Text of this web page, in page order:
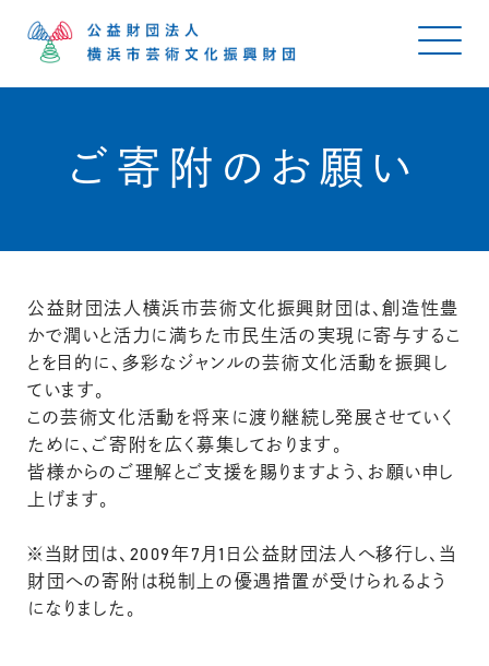
ご寄附のお願い
公益財団法人横浜市芸術文化振興財団は、創造性豊
かで潤いと活力に満ちた市民生活の実現に寄与するこ
とを目的に、多彩なジャンルの芸術文化活動を振興し
ています。
この芸術文化活動を将来に渡り継続し発展させていく
ために、ご寄附を広く募集しております。
皆様からのご理解とご支援を賜りますよう、お願い申し
上げます。
※当財団は、2009年7月1日公益財団法人へ移行し、当
財団への寄附は税制上の優遇措置が受けられるよう
になりました。